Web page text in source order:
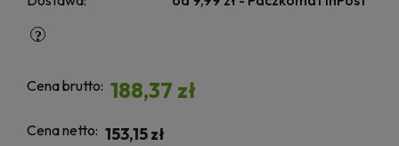
Cena brutto: 188,37 zł
Cena netto: 153,15 zł